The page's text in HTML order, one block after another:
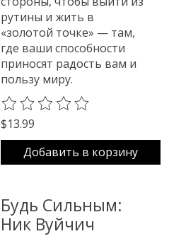
рутины и жить в
«золотой точке» — там,
где ваши способности
приносят радость вам и
пользу миру.
The rating of this product is
$13.99
Добавить в корзину
Будь Сильным:
Ник Вуйчич